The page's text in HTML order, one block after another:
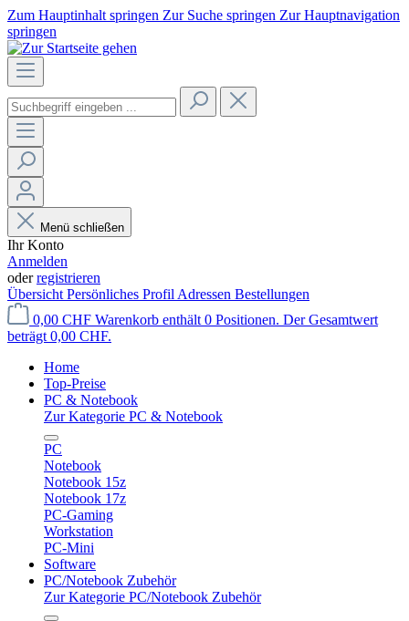
Zum Hauptinhalt springen Zur Suche springen Zur Hauptnavigation
springen
Menü schließen
Ihr Konto
Anmelden
oderregistrieren
Übersicht Persönliches Profil Adressen Bestellungen
0,00 CHF Warenkorb enthält 0 Positionen. Der Gesamtwert
beträgt 0,00 CHF.
Home
Top-Preise
PC & Notebook
Zur Kategorie PC & Notebook
PC
Notebook
Notebook 15z
Notebook 17z
PC-Gaming
Workstation
PC-Mini
Software
PC/Notebook Zubehör
Zur Kategorie PC/Notebook Zubehör